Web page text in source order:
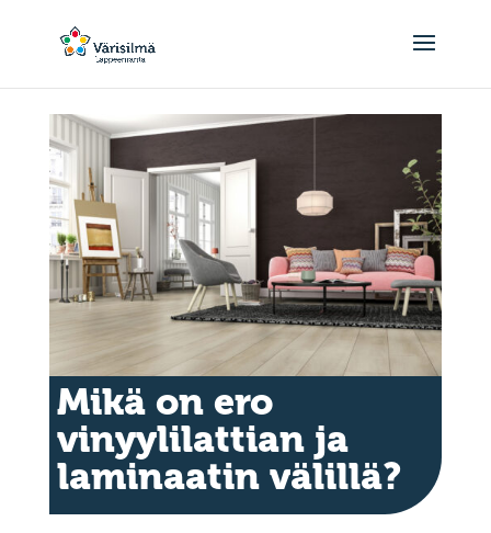
Mikä on ero
vinyylilattian ja
laminaatin välillä?